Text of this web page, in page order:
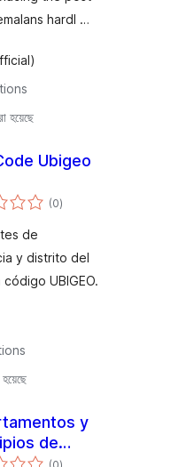
hardl …
হয়েছে
Ubigeo
(0total
ratings
)
de
y distrito del
UBIGEO.
y
de
paratotal